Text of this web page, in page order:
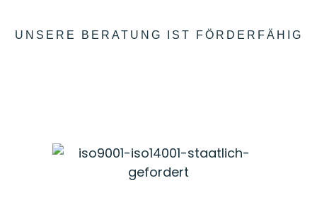
UNSERE BERATUNG IST FÖRDERFÄHIG